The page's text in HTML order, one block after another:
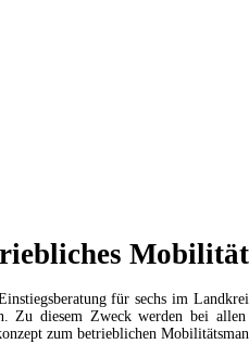
für sechs im
Zu diesem Zweck werden bei
zum betrieblichen